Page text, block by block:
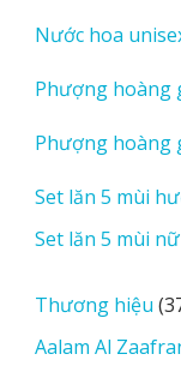
Nước hoa
Phượng hoàng
Phượng hoàng
Set lăn 5 mùi
Set lăn 5 mùi
Thương hiệu
Aalam Al